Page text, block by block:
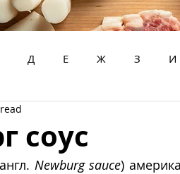
Д Е Ж З И
соус
Newburg sauce)